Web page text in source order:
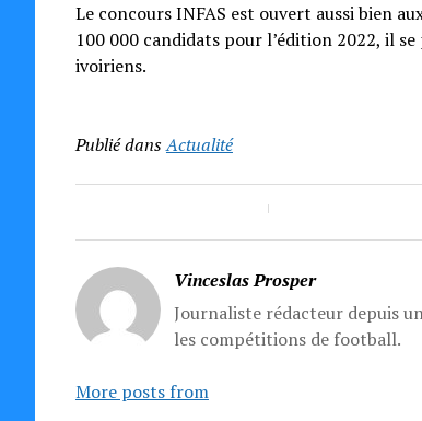
Le concours INFAS est ouvert aussi bien
100 000 candidats pour l’édition 2022, il
ivoiriens.
Publié dansActualité
Vinceslas Prosper
Journaliste rédacteur depuis
les compétitions de football.
More posts from